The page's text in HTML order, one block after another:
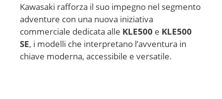
Kawasaki rafforza il suo impegno nel segmento
adventure con una nuova iniziativa
commerciale dedicata alle KLE500 e KLE500
SE, i modelli che interpretano l’avventura in
chiave moderna, accessibile e versatile.